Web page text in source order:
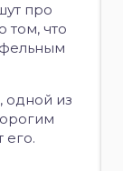
про
том, что
одной из
его.